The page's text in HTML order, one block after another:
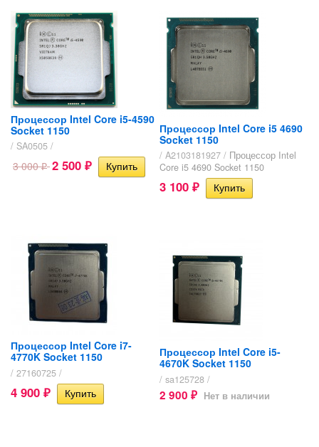
Процессор Intel Core i5-4590
Socket 1150
/ SA0505 /
3 000₽ 2 500 ₽
Процессор Intel Core i5 4690
Socket 1150
/ A2103181927 / Процессор Intel
Core i5 4690 Socket 1150
3 100 ₽
Процессор Intel Core i7-
4770K Socket 1150
/ 27160725 /
4 900 ₽
Процессор Intel Core i5-
4670K Socket 1150
/ sa125728 /
2 900 ₽ Нет в наличии